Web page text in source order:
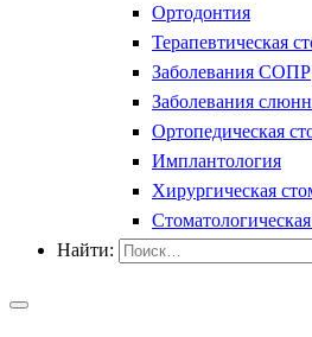
Ортодонтия
Терапевтическая
Заболевания СОПР
Заболевания
Ортопедическая
Имплантология
Хирургическая
Найти: